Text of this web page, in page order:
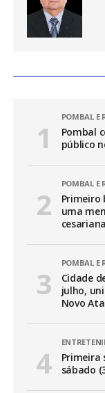
POMBAL E
Pombal
público
POMBAL E
Primeiro
uma
cesariana
POMBAL E
Cidade
julho,
Novo
Primeira
sábado